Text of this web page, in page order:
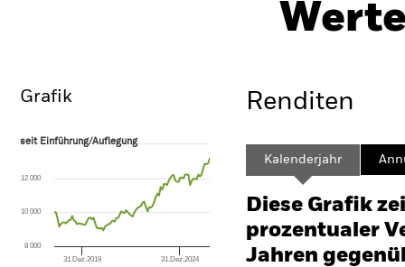
Grafik
seit Einführung/Auflegung
The chart has 1 X axis displaying Time. Range: 2018-08-01 00:00:00 to
The chart has 1 Y axis displaying values. Range: -20 to 40.
seit Einführung/Auflegung
31.Dez.2019 31.Dez.2024
8 000
10 000
12 000
Renditen
Kalenderjahr
Diese Grafik
prozentualer
Jahren